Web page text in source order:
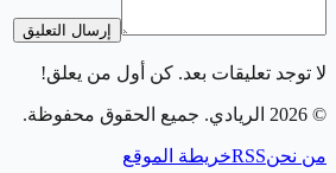
إرسال التعليق
لا توجد تعليقات بعد. كن أول من يعلق!
©
2026 الريادي. جميع الحقوق محفوظة.
من نحنRSSخريطة الموقع